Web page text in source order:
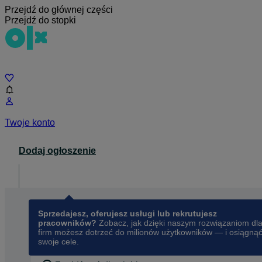
Przejdź do głównej części
Przejdź do stopki
Twoje konto
Dodaj ogłoszenie
Sprzedajesz, oferujesz usługi lub rekrutujesz
pracowników? Zobacz, jak dzięki naszym rozwiązaniom dla
firm możesz dotrzeć do milionów użytkowników — i osiągnąć
swoje cele.